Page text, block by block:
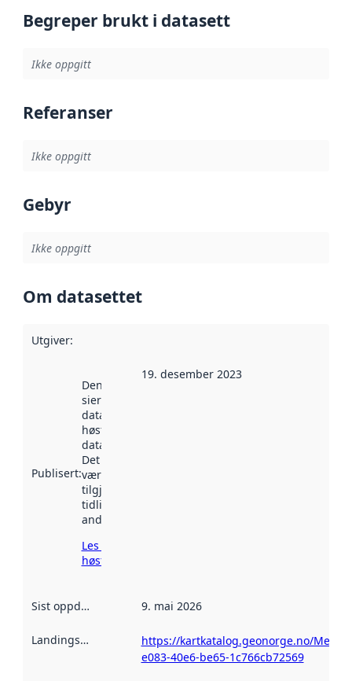
Begreper brukt i datasett
Ikke oppgitt
Referanser
Ikke oppgitt
Gebyr
Ikke oppgitt
Om datasettet
Utgiver:
Publisert:
Denne datoen
sier når
datasettet ble
høstet av
data.norge.no.
Det kan ha
vært
tilgjengelig
tidligere
andre steder.
Les mer om
høsting her
19. desember 2023
Sist oppdatert 9. mai 2026
Landingsside
https://kartkatalog.geonorge.no/
e083-40e6-be65-1c766cb72569